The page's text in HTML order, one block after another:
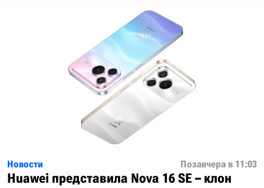
Новости Позавчера в 11:03
Huawei представила Nova 16 SE – клон